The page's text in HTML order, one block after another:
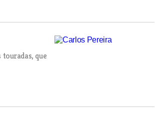
touradas, que